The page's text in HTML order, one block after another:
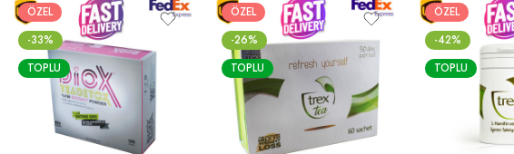
ÖZEL
-33%
TOPLU
ÖZEL
-26%
TOPLU
ÖZEL
-42%
TOPLU